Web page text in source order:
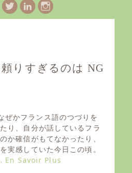
TwitterLinkedIn
Instagram
りすぎるのは NG
かフランス語のつづりを
り、自分が話しているフラ
か確信がもてなかったり、
実感していた今日この頃。
En Savoir Plus